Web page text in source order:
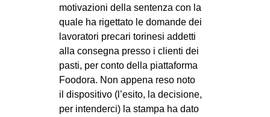
MILANO
MOBILITAZIONI
SPAZI
SPORT POPOLARE
MOVIMENTI
motivazioni della sentenza con la
quale ha rigettato le domande dei
lavoratori precari torinesi addetti
alla consegna presso i clienti dei
pasti, per conto della piattaforma
Foodora. Non appena reso noto
il dispositivo (l’esito, la decisione,
per intenderci) la stampa ha dato